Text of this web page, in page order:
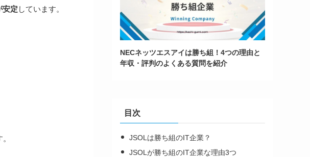
安定 しています。
NECネッツエスアイは勝ち組！4つの理由と
年収・評判のよくある質問を紹介
目次
JSOLは勝ち組のIT企業？
JSOLが勝ち組のIT企業な理由3つ